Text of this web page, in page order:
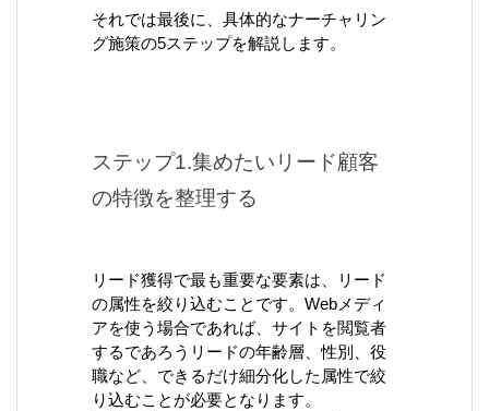
それでは最後に、具体的なナーチャリン
グ施策の5ステップを解説します。
ステップ1.集めたいリード顧客
の特徴を整理する
リード獲得で最も重要な要素は、リード
の属性を絞り込むことです。Webメディ
アを使う場合であれば、サイトを閲覧者
するであろうリードの年齢層、性別、役
職など、できるだけ細分化した属性で絞
り込むことが必要となります。